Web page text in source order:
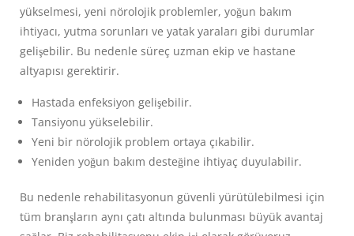
yükselmesi, yeni nörolojik problemler, yoğun bakım
ihtiyacı, yutma sorunları ve yatak yaraları gibi durumlar
gelişebilir. Bu nedenle süreç uzman ekip ve hastane
altyapısı gerektirir.
Hastada enfeksiyon gelişebilir.
Tansiyonu yükselebilir.
Yeni bir nörolojik problem ortaya çıkabilir.
Yeniden yoğun bakım desteğine ihtiyaç duyulabilir.
Bu nedenle rehabilitasyonun güvenli yürütülebilmesi için
tüm branşların aynı çatı altında bulunması büyük avantaj